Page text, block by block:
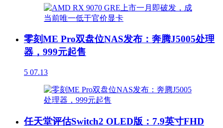
零刻ME Pro双盘位NAS发布：奔腾J5005处理
器，999元起售
5 07.13
任天堂评估Switch2 OLED版：7.9英寸FHD